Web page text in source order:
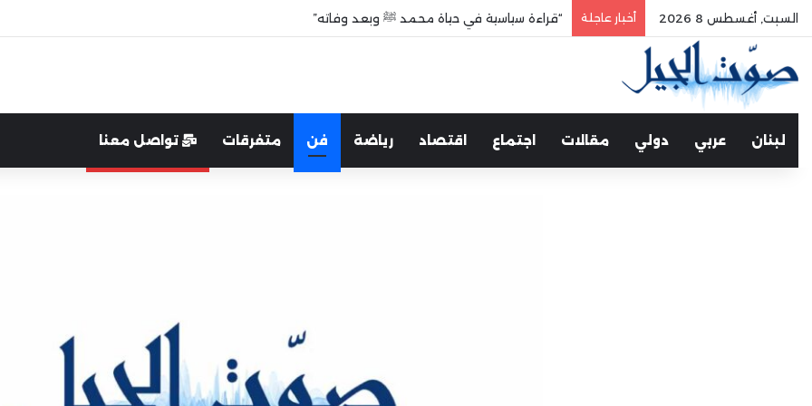
السبت, أغسطس 8 2026 أخبار عاجلة حرية الرأي والتعبير والإعلام وحدودها غير المفروضة
لبنان عربي دولي مقالات اجتماع اقتصاد رياضة فن متفرقات تواصل معنا